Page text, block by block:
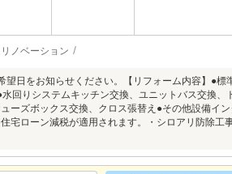
ノベーション
日をお知らせください。【リフォーム内容】●標
回りシステムキッチン交換、ユニットバス交換、
ーズボックス交換、クロス張替え●その他設備イ
宅ローン減税が適用されます。・シロアリ防除工